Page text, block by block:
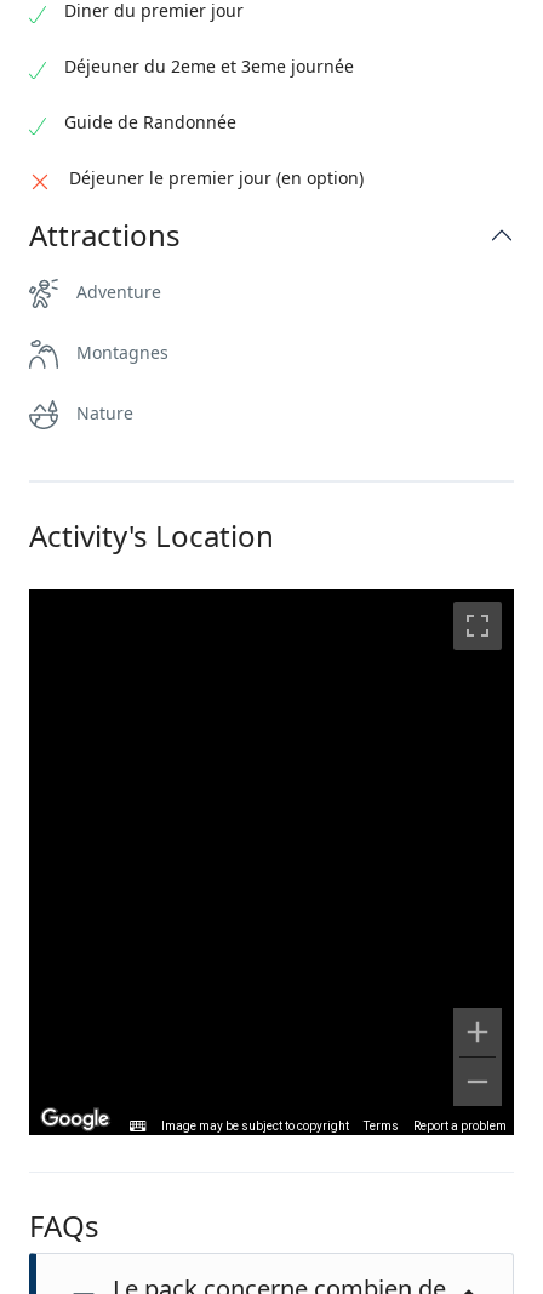
Diner du premier jour
Déjeuner du 2eme et 3eme journée
Guide de Randonnée
Déjeuner le premier jour (en option)
Attractions
Adventure
Montagnes
Nature
Activity's Location
Image may be subject to copyright Terms Report a problem
FAQs